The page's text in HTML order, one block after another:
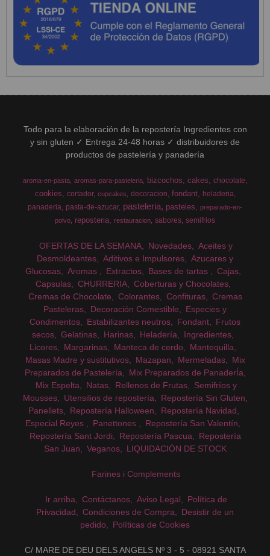
Todo para la elaboración de la repostería Ingredientes con
y sin gluten ✓ Entrega 24-48 horas ✓ distribuidores de
productos de pastelería y panadería
aroma-en-pasta aromas-para-pasteleria bizcochos cakes chocolate
cookies cortador cupcakes decoracion fondant
heladeria
panaderia pasta-de-azucar pasteleria pasteles
preparado-en-
polvo
reposteria restauracion sabores semifrios
OFERTAS DE LA SEMANA Novedades
Aceites y
Desmoldeantes
Aditivos e Impulsores
Azucares y
Glucosas
Aromas Extractos Bases de tartas
Cajas
Capsulas
CHURRERIA
Coberturas y Chocolates
Cremas de Chocolate
Colorantes Confituras
Cremas
Pasteleras
Decoración Comestible
Especies y
Condimentos
Estabilizantes neutros Fondant
Frutos
secos
Gelatinas Harinas Heladería
Ingredientes
Licores
Margarinas Manteca de cerdo
Mantequilla
Masas Madre y sustitutivos
Mazapan Mermeladas
Mix
Preparados de Pastelería
Mix Preparados de PanaderÍa
Mix Espelta
Natas Rellenos de Frutas
Semifríos y
Mousses
Utensilios de repostería
Repostería Sin Gluten
Panellets
Repostería Halloween
Repostería Navidad
Especial Reyes
Panettones
Repostería San Valentín
Repostería Sant Jordi
Repostería Pascua
Repostería
San Juan
Veganos LIQUIDACIÓN DE STOCK
Farines i Complements
Ir arriba Contáctanos Aviso Legal
Política de
Privacidad
Condiciones de Compra
Desistir de un
pedido
Políticas de Cookies
C/ MARE DE DEU DELS ANGELS Nº 3 - 5 - 08921 SANTA